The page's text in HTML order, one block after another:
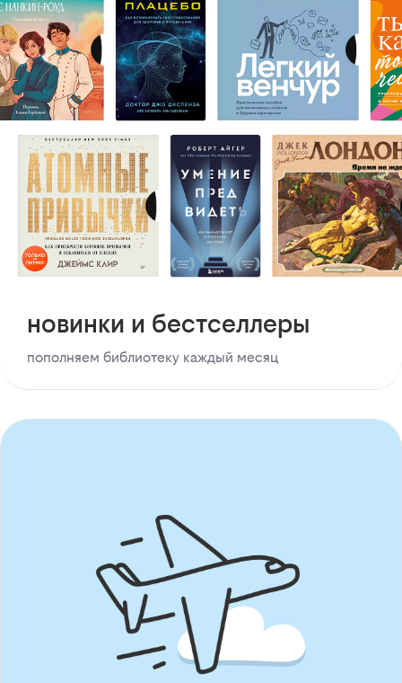
новинки и бестселлеры
пополняем библиотеку каждый месяц